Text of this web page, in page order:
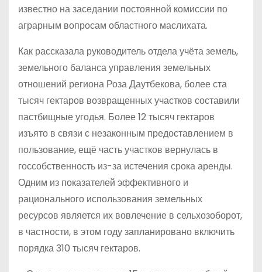
известно на заседании постоянной комиссии по
аграрным вопросам областного маслихата.
Как рассказала руководитель отдела учёта земель,
земельного баланса управления земельных
отношений региона Роза Даутбекова, более ста
тысяч гектаров возвращенных участков составили
пастбищные угодья. Более 12 тысяч гектаров
изъято в связи с незаконным предоставлением в
пользование, ещё часть участков вернулась в
госсобственность из-за истечения срока аренды.
Одним из показателей эффективного и
рационального использования земельных
ресурсов является их вовлечение в сельхозоборот,
в частности, в этом году запланировано включить
порядка 310 тысяч гектаров.